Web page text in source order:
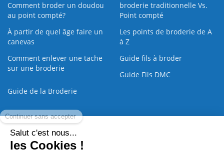
Comment broder un doudou
au point compté?
broderie traditionnelle Vs.
Point compté
À partir de quel âge faire un
canevas
Les points de broderie de A
à Z
Comment enlever une tache
sur une broderie
Guide fils à broder
Guide Fils DMC
Guide de la Broderie
Commande Papier |